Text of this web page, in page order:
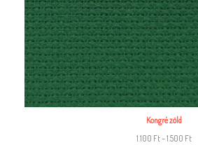
Kongré zöld
1.100 Ft–1.500 Ft